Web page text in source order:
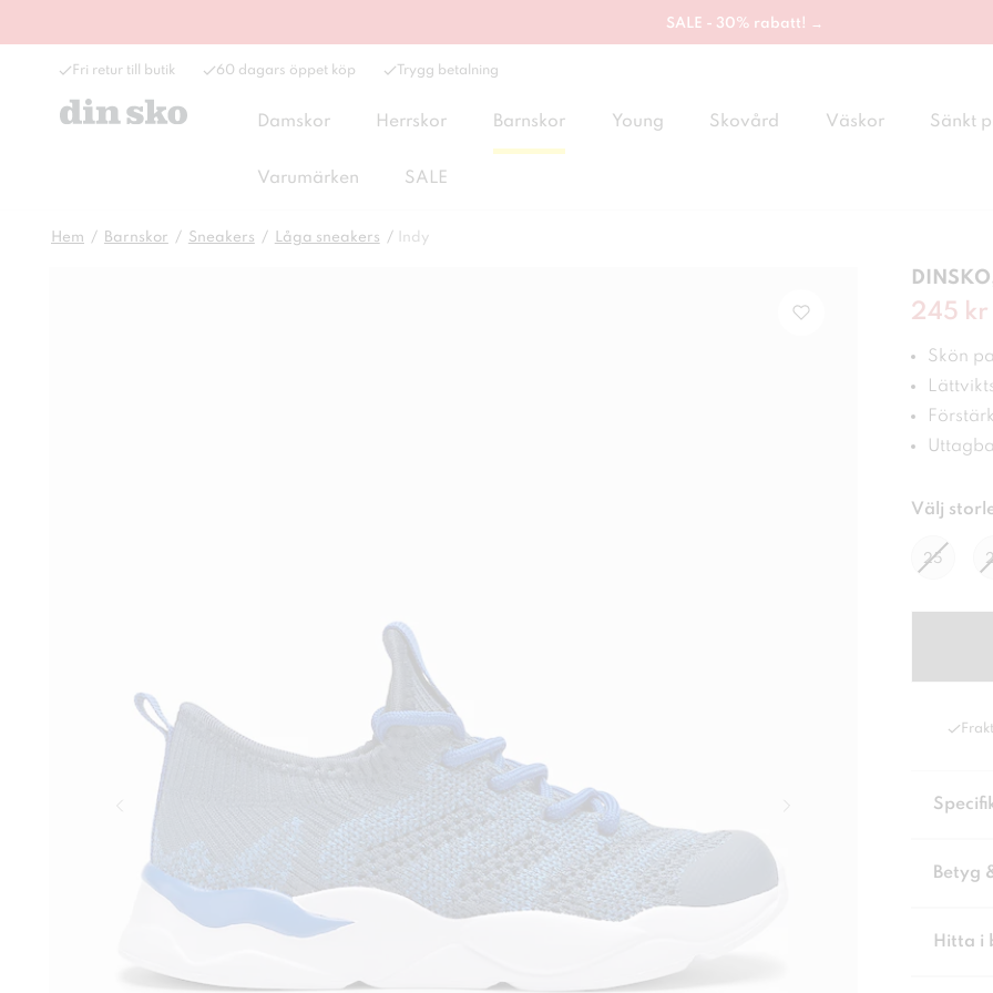
SALE - 30% rabatt! →
Fri retur till butik 60 dagars öppet köp Trygg betalning
Damskor Herrskor Barnskor Young Skovård Väskor Sänkt
Varumärken SALE
Hem Barnskor Sneakers Låga sneakers Indy
245 kr
Skön
Välj
25
Betyg
Hitta i